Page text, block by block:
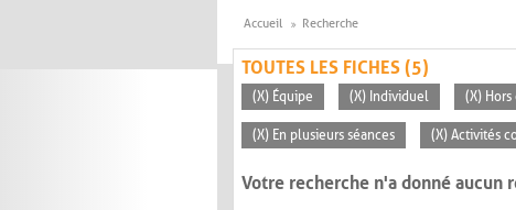
Accueil Recherche
TOUTES LES FICHES (5)
(X) Équipe (X) Individuel (X) Hors
(X) En plusieurs séances (X) Activités
Votre recherche n'a donné aucun